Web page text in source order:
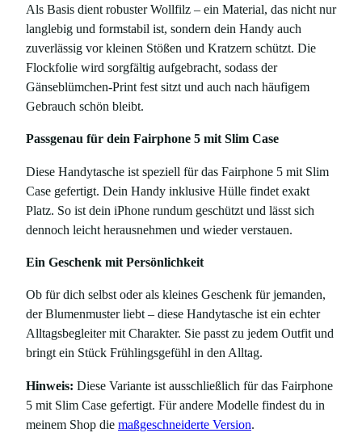
e
b
l
ü
m
c
n
-
P
r
n
F
a
i
Als Basis dient robuster Wollfilz – ein Material, das nicht nur
langlebig und formstabil ist, sondern dein Handy auch
zuverlässig vor kleinen Stößen und Kratzern schützt. Die
Flockfolie wird sorgfältig aufgebracht, sodass der
Gänseblümchen-Print fest sitzt und auch nach häufigem
Gebrauch schön bleibt.
Passgenau für dein Fairphone 5 mit Slim Case
Diese Handytasche ist speziell für das Fairphone 5 mit Slim
Case gefertigt. Dein Handy inklusive Hülle findet exakt
Platz. So ist dein iPhone rundum geschützt und lässt sich
dennoch leicht herausnehmen und wieder verstauen.
Ein Geschenk mit Persönlichkeit
Ob für dich selbst oder als kleines Geschenk für jemanden,
der Blumenmuster liebt – diese Handytasche ist ein echter
Alltagsbegleiter mit Charakter. Sie passt zu jedem Outfit und
bringt ein Stück Frühlingsgefühl in den Alltag.
Hinweis: Diese Variante ist ausschließlich für das Fairphone
5 mit Slim Case gefertigt. Für andere Modelle findest du in
meinem Shop die maßgeschneiderte Version.